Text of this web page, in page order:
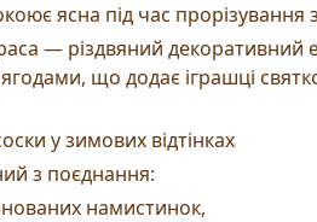
ясна під час прорізування
— різдвяний декоративний
що додає іграшці
у зимових відтінках
з поєднання:
намистинок,